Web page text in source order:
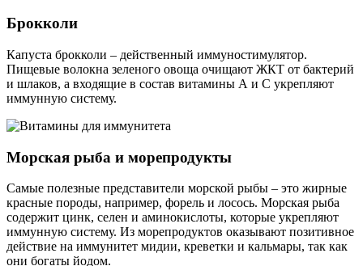
Брокколи
Капуста брокколи ‒ действенный иммуностимулятор.
Пищевые волокна зеленого овоща очищают ЖКТ от бактерий
и шлаков, а входящие в состав витамины А и С укрепляют
иммунную систему.
Морская рыба и морепродукты
Самые полезные представители морской рыбы ‒ это жирные
красные породы, например, форель и лосось. Морская рыба
содержит цинк, селен и аминокислоты, которые укрепляют
иммунную систему. Из морепродуктов оказывают позитивное
действие на иммунитет мидии, креветки и кальмары, так как
они богаты йодом.